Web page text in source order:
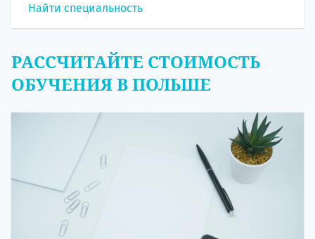
Найти специальность
РАССЧИТАЙТЕ СТОИМОСТЬ
ОБУЧЕНИЯ В ПОЛЬШЕ